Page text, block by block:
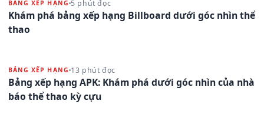
BẢNG XẾP HẠNG 5 phút đọc
Khám phá bảng xếp hạng Billboard dưới góc nhìn thể
thao
BẢNG XẾP HẠNG 13 phút đọc
Bảng xếp hạng APK: Khám phá dưới góc nhìn của nhà
báo thể thao kỳ cựu